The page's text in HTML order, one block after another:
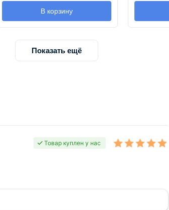
В корзину
Показать ещё
Товар куплен у нас